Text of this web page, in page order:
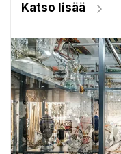
Katso lisää